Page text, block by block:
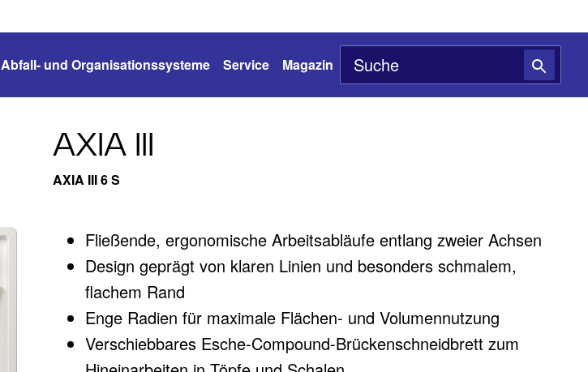
Abfall- und Organisationssysteme Service Magazin
AXIA III
AXIA III 6 S
Fließende, ergonomische Arbeitsabläufe entlang zweier Achsen
Design geprägt von klaren Linien und besonders schmalem,
flachem Rand
Enge Radien für maximale Flächen- und Volumennutzung
Verschiebbares Esche-Compound-Brückenschneidbrett zum